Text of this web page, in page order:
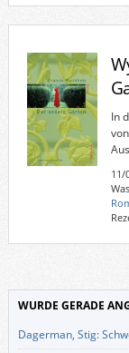
In
11/
WURDE GERADE
Dagerman, Stig: